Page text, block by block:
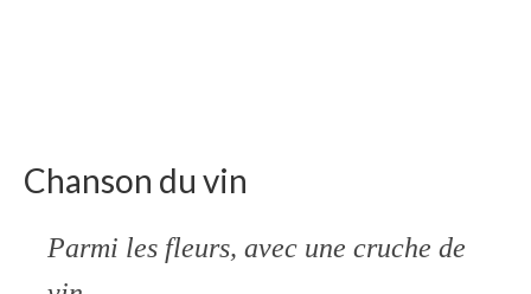
Chanson du vin
Parmi les fleurs, avec une cruche de